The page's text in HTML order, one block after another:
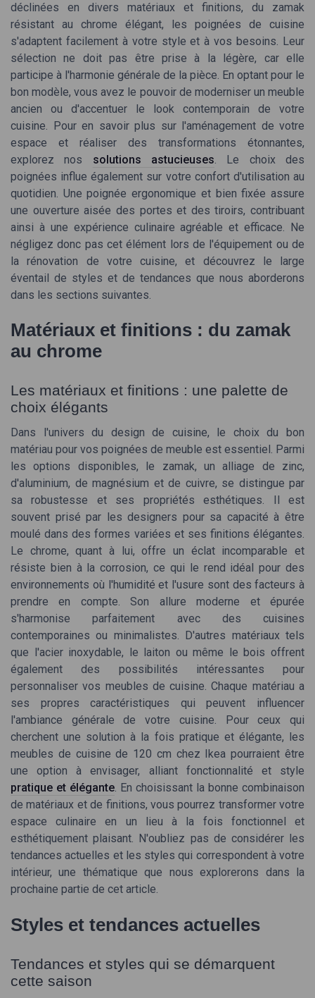
déclinées en divers matériaux et finitions, du zamak
résistant au chrome élégant, les poignées de cuisine
s'adaptent facilement à votre style et à vos besoins. Leur
sélection ne doit pas être prise à la légère, car elle
participe à l'harmonie générale de la pièce. En optant pour le
bon modèle, vous avez le pouvoir de moderniser un meuble
ancien ou d'accentuer le look contemporain de votre
cuisine. Pour en savoir plus sur l'aménagement de votre
espace et réaliser des transformations étonnantes,
explorez nos solutions astucieuses. Le choix des
poignées influe également sur votre confort d'utilisation au
quotidien. Une poignée ergonomique et bien fixée assure
une ouverture aisée des portes et des tiroirs, contribuant
ainsi à une expérience culinaire agréable et efficace. Ne
négligez donc pas cet élément lors de l'équipement ou de
la rénovation de votre cuisine, et découvrez le large
éventail de styles et de tendances que nous aborderons
dans les sections suivantes.
Matériaux et finitions : du zamak
au chrome
Les matériaux et finitions : une palette de
choix élégants
Dans l'univers du design de cuisine, le choix du bon
matériau pour vos poignées de meuble est essentiel. Parmi
les options disponibles, le zamak, un alliage de zinc,
d'aluminium, de magnésium et de cuivre, se distingue par
sa robustesse et ses propriétés esthétiques. Il est
souvent prisé par les designers pour sa capacité à être
moulé dans des formes variées et ses finitions élégantes.
Le chrome, quant à lui, offre un éclat incomparable et
résiste bien à la corrosion, ce qui le rend idéal pour des
environnements où l'humidité et l'usure sont des facteurs à
prendre en compte. Son allure moderne et épurée
s'harmonise parfaitement avec des cuisines
contemporaines ou minimalistes. D'autres matériaux tels
que l'acier inoxydable, le laiton ou même le bois offrent
également des possibilités intéressantes pour
personnaliser vos meubles de cuisine. Chaque matériau a
ses propres caractéristiques qui peuvent influencer
l'ambiance générale de votre cuisine. Pour ceux qui
cherchent une solution à la fois pratique et élégante, les
meubles de cuisine de 120 cm chez Ikea pourraient être
une option à envisager, alliant fonctionnalité et style
pratique et élégante. En choisissant la bonne combinaison
de matériaux et de finitions, vous pourrez transformer votre
espace culinaire en un lieu à la fois fonctionnel et
esthétiquement plaisant. N'oubliez pas de considérer les
tendances actuelles et les styles qui correspondent à votre
intérieur, une thématique que nous explorerons dans la
prochaine partie de cet article.
Styles et tendances actuelles
Tendances et styles qui se démarquent
cette saison